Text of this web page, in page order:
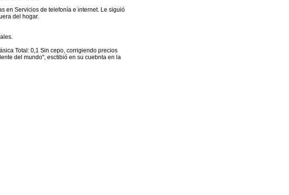
en Servicios de telefonía e internet. Le siguió
del hogar.
Total: 0,1 Sin cepo, corrigiendo precios
del mundo", esctibió en su cuebnta en la